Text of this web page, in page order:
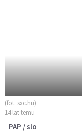
(fot. sxc.hu)
14 lat temu
PAP / slo